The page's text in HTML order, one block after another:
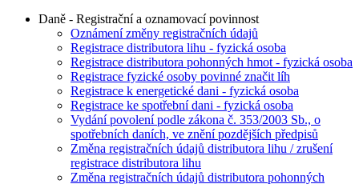
Daně - Registrační a oznamovací povinnost
Oznámení změny registračních údajů
Registrace distributora lihu - fyzická osoba
Registrace distributora pohonných hmot - fyzická osoba
Registrace fyzické osoby povinné značit líh
Registrace k energetické dani - fyzická osoba
Registrace ke spotřební dani - fyzická osoba
Vydání povolení podle zákona č. 353/2003 Sb., o
spotřebních daních, ve znění pozdějších předpisů
Změna registračních údajů distributora lihu / zrušení
registrace distributora lihu
Změna registračních údajů distributora pohonných